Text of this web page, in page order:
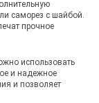
саморез с шайбой.
прочное
использовать
и надежное
и позволяет